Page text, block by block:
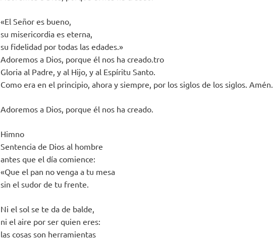
«El Señor es bueno,
su misericordia es eterna,
su fidelidad por todas las edades.»
Adoremos a Dios, porque él nos ha creado.tro
Gloria al Padre, y al Hijo, y al Espíritu Santo.
Como era en el principio, ahora y siempre, por los siglos de los siglos. Amén.
Adoremos a Dios, porque él nos ha creado.
Himno
Sentencia de Dios al hombre
antes que el día comience:
«Que el pan no venga a tu mesa
sin el sudor de tu frente.
Ni el sol se te da de balde,
ni el aire por ser quien eres:
las cosas son herramientas